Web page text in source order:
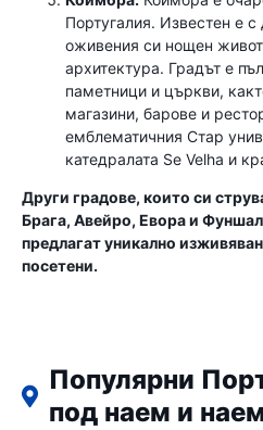
Португалия. Известен е
оживения си нощен
архитектура. Градът е
паметници и църкви,
магазини, барове и
емблематичния Стар
катедралата Se Velha и
Други градове, които си
Брага, Авейро, Евора и
предлагат уникално
посетени.
Популярни
под наем и